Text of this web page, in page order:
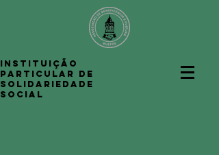
INSTITUIÇÃO
PARTICULAR DE
SOLIDARIEDADE
SOCIAL